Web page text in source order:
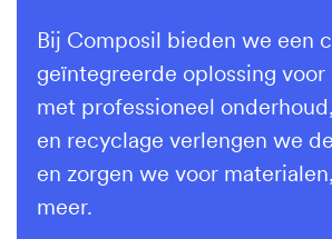
Bij Composil bieden we een
geïntegreerde oplossing
met professioneel
en recyclage verlengen we
en zorgen we voor
meer.